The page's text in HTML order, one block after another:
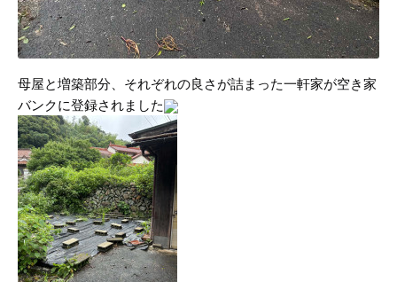
母屋と増築部分、それぞれの良さが詰まった一軒家が空き家
バンクに登録されました